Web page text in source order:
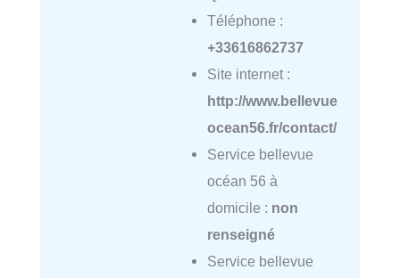
Téléphone :
+33616862737
Site internet :
http://www.bellevue
ocean56.fr/contact/
Service bellevue
océan 56 à
domicile : non
renseigné
Service bellevue